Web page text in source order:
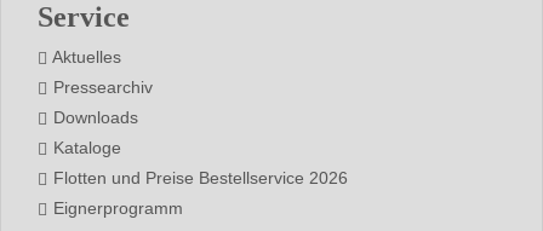
Service
Aktuelles
Pressearchiv
Downloads
Kataloge
Flotten und Preise Bestellservice 2026
Eignerprogramm